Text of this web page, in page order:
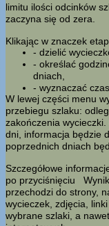
limitu ilości odcinków
zaczyna się od zera.
Klikając w znaczek
- dzielić
- określać
dniach,
- wyznaczać
W lewej części menu
przebiegu szlaku:
zakończenia
dni, informacja będzie
poprzednich dniach
Szczegółowe
po przyciśnięciu
przechodzi do strony,
wycieczek, zdjęcia,
wybrane szlaki, a